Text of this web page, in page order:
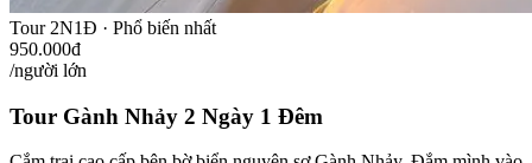
Tour 2N1Đ · Phổ biến nhất
950.000đ
/người lớn
Tour Gành Nhảy 2 Ngày 1 Đêm